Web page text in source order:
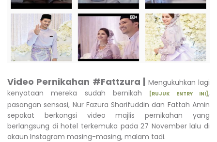
Video Pernikahan #Fattzura | Mengukuhkan lagi
kenyataan mereka sudah bernikah
[RUJUK ENTRY INI],
pasangan sensasi, Nur Fazura Sharifuddin dan Fattah Amin
sepakat berkongsi video majlis pernikahan yang
berlangsung di hotel terkemuka pada 27 November lalu di
akaun Instagram masing-masing, malam tadi.